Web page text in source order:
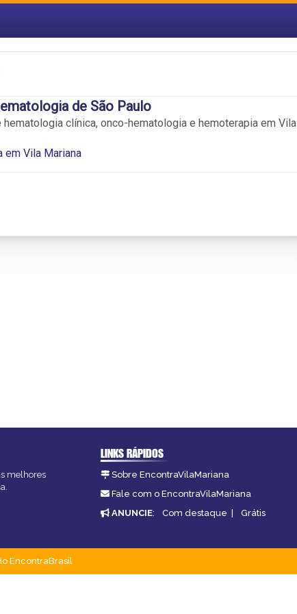
de São Paulo
hematologia clínica, onco-hematologia e hemoterapia em Vila
em Vila Mariana
melhores
LINKS RÁPIDOS
Sobre EncontraVilaMariana
Fale com o EncontraVilaMariana
ANUNCIE: Com destaque | Grátis
EncontraBrasil